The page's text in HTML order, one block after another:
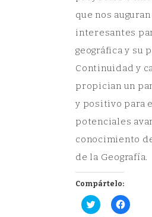
que nos
interesantes
geográfica y su
Continuidad y
propician un
y positivo para
potenciales
conocimiento
de la Geografía.
Compártelo:
Haz
clic
Haz
clic